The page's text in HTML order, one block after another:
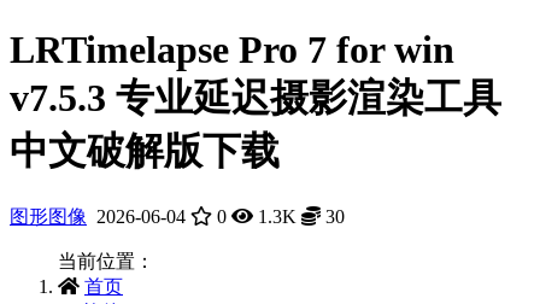
LRTimelapse Pro 7 for win
v7.5.3 专业延迟摄影渲染工具
中文破解版下载
图形图像 2026-06-04 0 1.3K 30
当前位置：
首页